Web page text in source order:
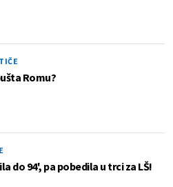
Romu?
do 94', pa pobedila u trci za LŠ!